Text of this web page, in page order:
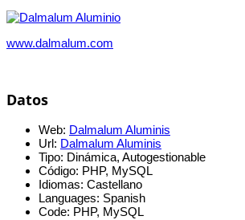
www.dalmalum.com
Datos
Web: Dalmalum Aluminis
Url: Dalmalum Aluminis
Tipo: Dinámica, Autogestionable
Código: PHP, MySQL
Idiomas: Castellano
Languages: Spanish
Code: PHP, MySQL